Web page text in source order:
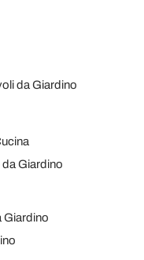
da Giardino
da Giardino
Giardino